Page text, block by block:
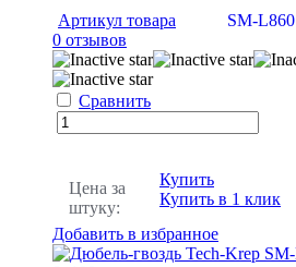
Артикул товара
SM-L860
0 отзывов
Сравнить
Цена за
штуку:
Купить
Купить в 1 клик
Добавить в избранное